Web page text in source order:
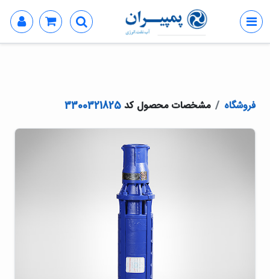
فروشگاه مشخصات محصول کد3300321825